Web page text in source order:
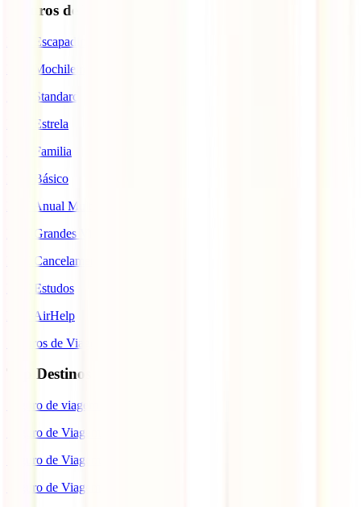
Seguros de Viagem
IATI Escapadinhas
IATI Mochileiro
IATI Standard
IATI Estrela
IATI Familia
IATI Básico
IATI Anual Multiviagem
IATI Grandes Viajantes
IATI Cancelamento Premium
IATI Estudos
IATI AirHelp
Seguros de Viagem
Top Destinos
Seguro de viagem para o Japão
Seguro de Viagem para os EUA
Seguro de Viagem para o Brasil
Seguro de Viagem para Tailândia